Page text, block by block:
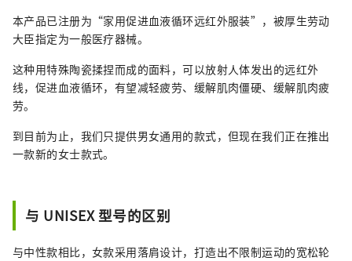
本产品已注册为“家用促进血液循环远红外服装”，被厚生劳动
大臣指定为一般医疗器械。
这种用特殊陶瓷揉捏而成的面料，可以放射人体发出的远红外
线，促进血液循环，有望减轻疲劳、缓解肌肉僵硬、缓解肌肉疲
劳。
到目前为止，我们只提供男女通用的款式，但现在我们正在推出
一款新的女士款式。
与 UNISEX 型号的区别
与中性款相比，女款采用落肩设计，打造出不限制运动的宽松轮